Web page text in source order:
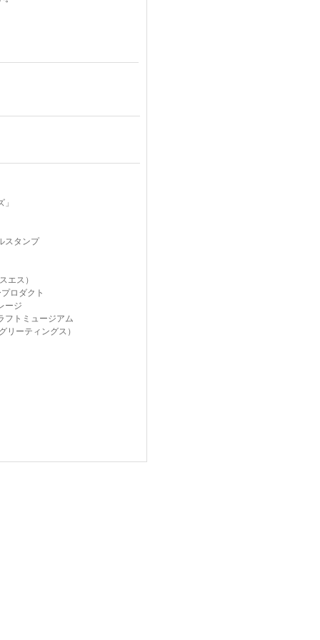
スタンプ
エス）
ロダクト
ージ
フトミュージアム
リーティングス）